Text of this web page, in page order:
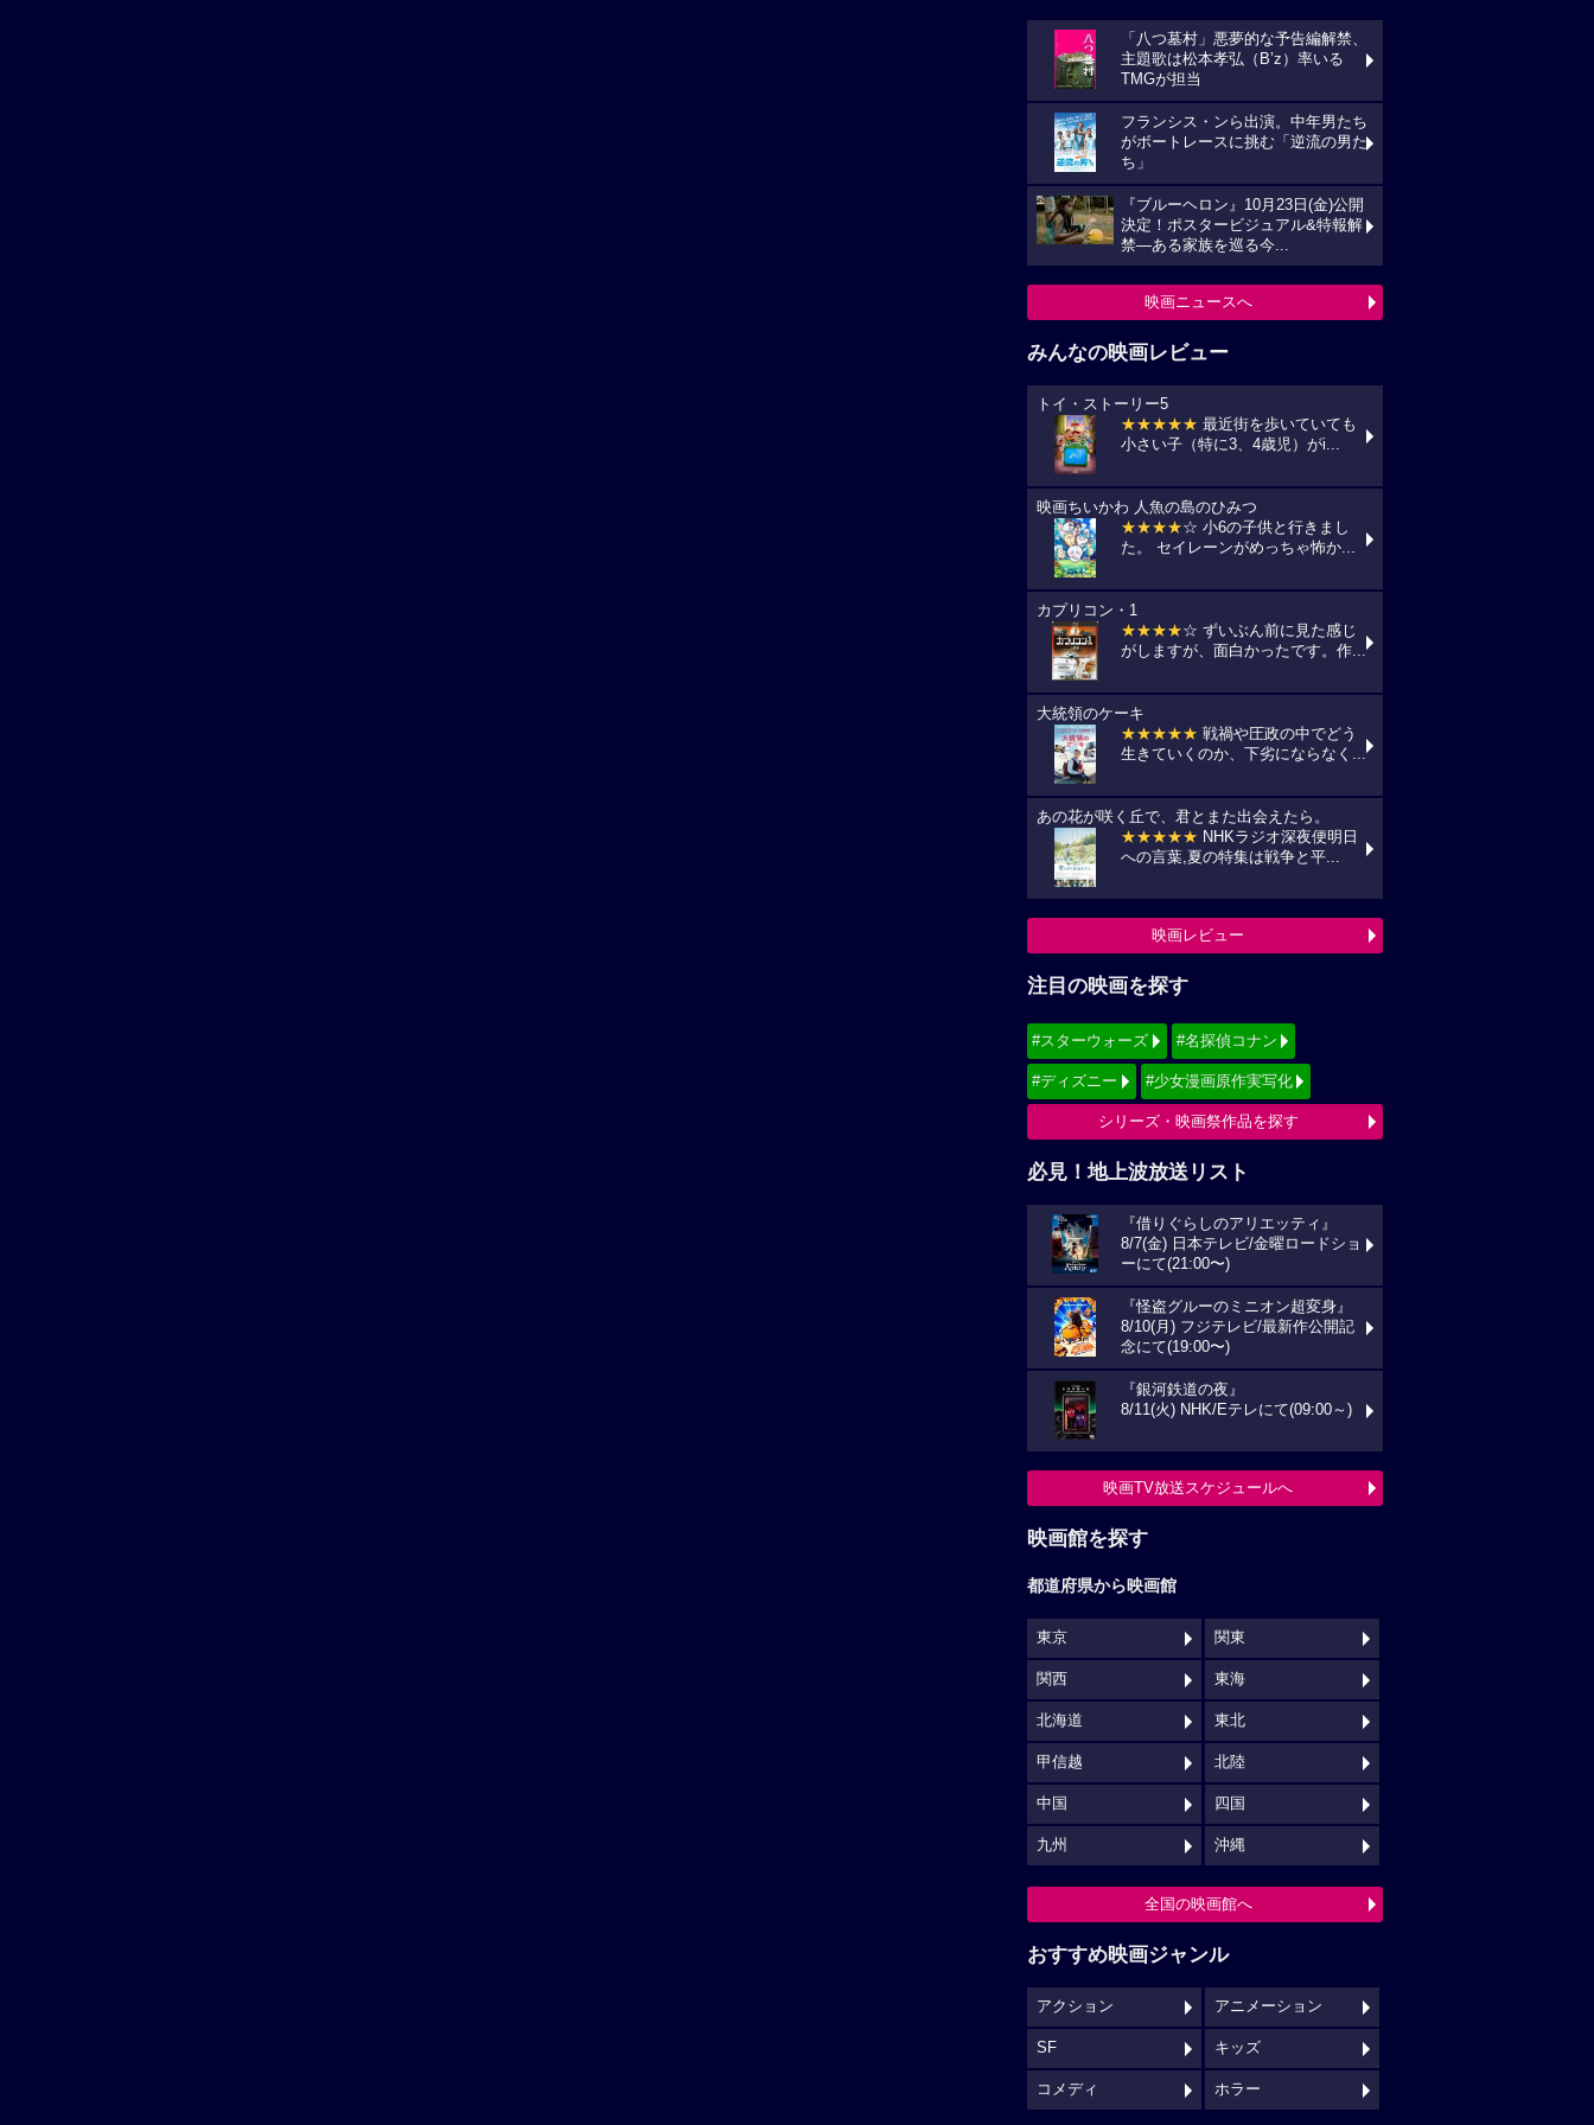
「八つ墓村」悪夢的な予告編解禁、
主題歌は松本孝弘（B’z）率いる
TMGが担当
フランシス・ンら出演。中年男たち
がボートレースに挑む「逆流の男た
ち」
『ブルーヘロン』10月23日(金)公開
決定！ポスタービジュアル&特報解
禁―ある家族を巡る今...
映画ニュースへ
みんなの映画レビュー
トイ・ストーリー5
★★★★★ 最近街を歩いていても
小さい子（特に3、4歳児）がi...
映画ちいかわ 人魚の島のひみつ
★★★★☆ 小6の子供と行きまし
た。 セイレーンがめっちゃ怖か...
カプリコン・1
★★★★☆ ずいぶん前に見た感じ
がしますが、面白かったです。作...
大統領のケーキ
★★★★★ 戦禍や圧政の中でどう
生きていくのか、下劣にならなく...
あの花が咲く丘で、君とまた出会えたら。
★★★★★ NHKラジオ深夜便明日
への言葉,夏の特集は戦争と平...
映画レビュー
注目の映画を探す
#スターウォーズ #名探偵コナン
#ディズニー #少女漫画原作実写化
シリーズ・映画祭作品を探す
必見！地上波放送リスト
『借りぐらしのアリエッティ』
8/7(金) 日本テレビ/金曜ロードショ
ーにて(21:00〜)
『怪盗グルーのミニオン超変身』
8/10(月) フジテレビ/最新作公開記
念にて(19:00〜)
『銀河鉄道の夜』
8/11(火) NHK/Eテレにて(09:00～)
映画TV放送スケジュールへ
映画館を探す
都道府県から映画館
東京 関東
関西 東海
北海道 東北
甲信越 北陸
中国 四国
九州 沖縄
全国の映画館へ
おすすめ映画ジャンル
アクション アニメーション
SF キッズ
コメディ ホラー